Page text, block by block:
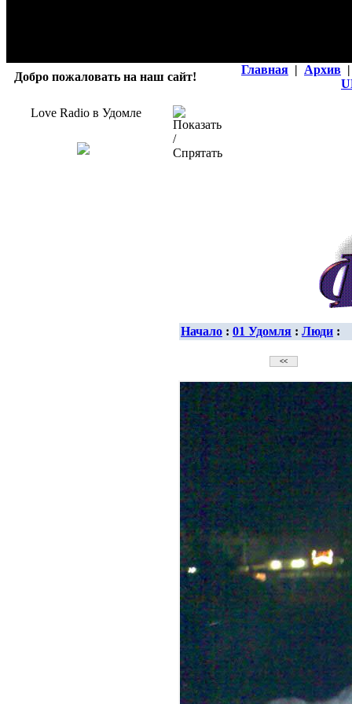
Добро пожаловать на наш сайт!
Главная | Архив |
Love Radio в Удомле
Начало : 01 Удомля : Люди :